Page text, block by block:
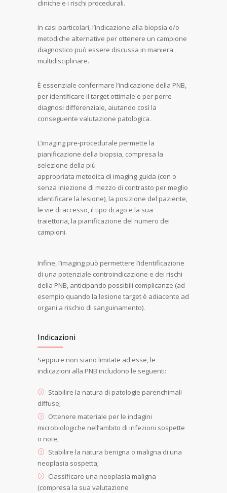
cliniche e i rischi procedurali.
In casi particolari, l’indicazione alla biopsia e/o
metodiche alternative per ottenere un campione
diagnostico può essere discussa in maniera
multidisciplinare.
È essenziale confermare l’indicazione della PNB,
per identificare il target ottimale e per porre
diagnosi differenziale, aiutando così la
conseguente valutazione patologica.
L’imaging pre-procedurale permette la
pianificazione della biopsia, compresa la
selezione della più
appropriata metodica di imaging-guida (con o
senza iniezione di mezzo di contrasto per meglio
identificare la lesione), la posizione del paziente,
le vie di accesso, il tipo di ago e la sua
traiettoria, la pianificazione del numero dei
campioni.
Infine, l’imaging può permettere l’identificazione
di una potenziale controindicazione e dei rischi
della PNB, anticipando possibili complicanze (ad
esempio quando la lesione target è adiacente ad
organi a rischio di sanguinamento).
Indicazioni
Seppure non siano limitate ad esse, le
indicazioni alla PNB includono le seguenti:
Stabilire la natura di patologie parenchimali
diffuse;
Ottenere materiale per le indagini
microbiologiche nell’ambito di infezioni sospette
o note;
Stabilire la natura benigna o maligna di una
neoplasia sospetta;
Classificare una neoplasia maligna
(compresa la sua valutazione